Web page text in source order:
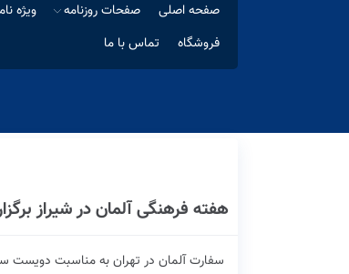
صفحه اصلی صفحات روزنامه ویژه
فروشگاه
تماس با ما
هفته فرهنگی آلمان در شیراز
سفارت آلمان در تهران به مناسبت دویست